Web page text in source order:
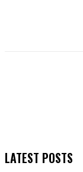
LATEST POSTS